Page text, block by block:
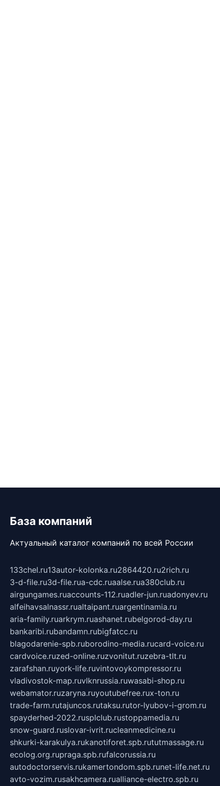
База компаний
Актуальный каталог компаний по всей России
133chel.ru13autor-kolonka.ru2864420.ru2rich.ru
3-d-file.ru3d-file.rua-cdc.ruaalse.rua380club.ru
airgungames.ruaccounts-112.ruadler-jun.ruadonyev.ru
alfeihavsalnassr.rualtaipant.ruargentinamia.ru
aria-family.ruarkrym.ruashanet.rubelgorod-day.ru
bankaribi.rubandamn.rubigfatcc.ru
blagodarenie-spb.ruborodino-media.rucard-voice.ru
cardvoice.ruzed-online.ruzvonitut.ruzebra-tlt.ru
zarafshan.ruyork-life.ruvintovoykompressor.ru
vladivostok-map.ruvlknrussia.ruwasabi-shop.ru
webamator.ruzaryna.ruyoutubefree.rux-ton.ru
trade-farm.rutajuncos.rutaksu.rutor-lyubov-i-grom.ru
spayderhed-2022.rusplclub.rustoppamedia.ru
snow-guard.ruslovar-ivrit.rucleanmedicine.ru
shkurki-karakulya.rukanotiforet.spb.rututmassage.ru
ecolog.org.rupraga.spb.rufalcorussia.ru
autodoctorservis.rukamertondom.spb.runet-life.net.ru
avto-vozim.rusakhcamera.rualliance-electro.spb.ru